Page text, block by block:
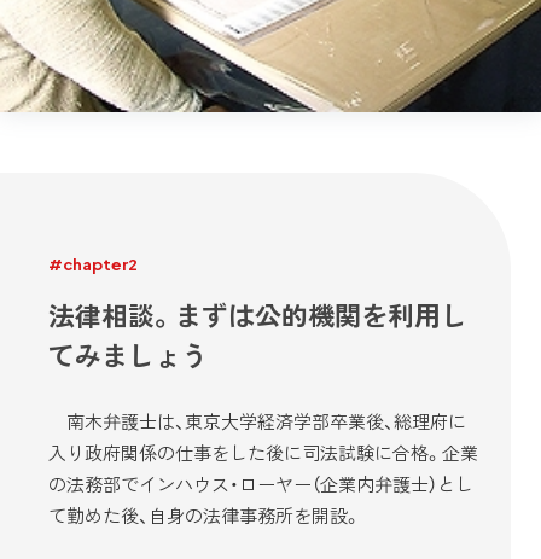
#chapter2
法律相談。まずは公的機関を利用し
てみましょう
南木弁護士は、東京大学経済学部卒業後、総理府に
入り政府関係の仕事をした後に司法試験に合格。企業
の法務部でインハウス・ローヤー（企業内弁護士）とし
て勤めた後、自身の法律事務所を開設。